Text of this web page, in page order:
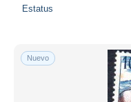
Estatus
Nuevo